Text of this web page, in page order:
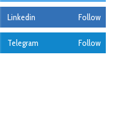
Linkedin Follow
Telegram Follow